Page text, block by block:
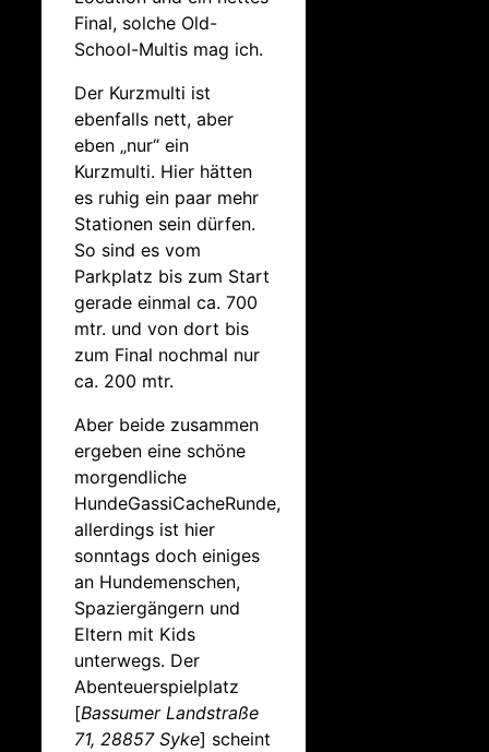
Final, solche Old-
School-Multis mag ich.
Der Kurzmulti ist
ebenfalls nett, aber
eben „nur“ ein
Kurzmulti. Hier hätten
es ruhig ein paar mehr
Stationen sein dürfen.
So sind es vom
Parkplatz bis zum Start
gerade einmal ca. 700
mtr. und von dort bis
zum Final nochmal nur
ca. 200 mtr.
Aber beide zusammen
ergeben eine schöne
morgendliche
HundeGassiCacheRunde,
allerdings ist hier
sonntags doch einiges
an Hundemenschen,
Spaziergängern und
Eltern mit Kids
unterwegs. Der
Abenteuerspielplatz
[Bassumer Landstraße
71, 28857 Syke] scheint